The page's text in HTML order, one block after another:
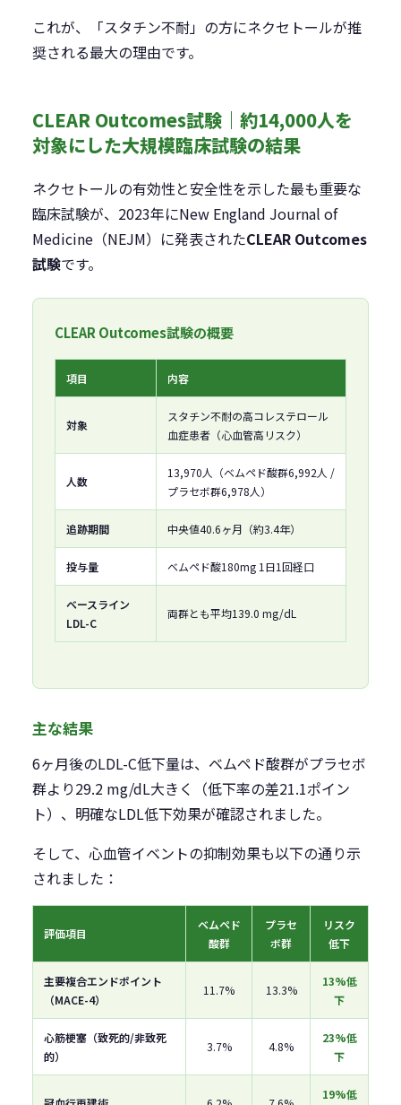
これが、「スタチン不耐」の方にネクセトールが推
奨される最大の理由です。
CLEAR Outcomes試験｜約14,000人を
対象にした大規模臨床試験の結果
ネクセトールの有効性と安全性を示した最も重要な
臨床試験が、2023年にNew England Journal of
Medicine（NEJM）に発表されたCLEAR Outcomes
試験です。
CLEAR Outcomes試験の概要
項目 内容
対象
スタチン不耐の高コレステロール
血症患者（心血管高リスク）
人数
13,970人（ベムペド酸群6,992人 /
プラセボ群6,978人）
追跡期間 中央値40.6ヶ月（約3.4年）
投与量 ベムペド酸180mg 1日1回経口
ベースライン
LDL-C
両群とも平均139.0 mg/dL
主な結果
6ヶ月後のLDL-C低下量は、ベムペド酸群がプラセボ
群より29.2 mg/dL大きく（低下率の差21.1ポイン
ト）、明確なLDL低下効果が確認されました。
そして、心血管イベントの抑制効果も以下の通り示
されました：
評価項目
ベムペド
酸群
プラセ
ボ群
リスク
低下
主要複合エンドポイント
（MACE-4）
11.7% 13.3%
13%低
下
心筋梗塞（致死的/非致死
的）
3.7% 4.8%
23%低
下
19%低